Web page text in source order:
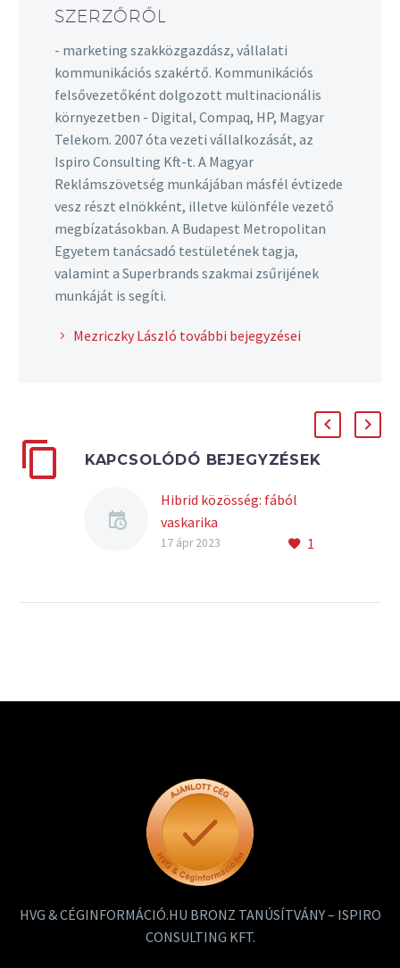
SZERZŐRŐL
- marketing szakközgazdász, vállalati
kommunikációs szakértő. Kommunikációs
felsővezetőként dolgozott multinacionális
környezetben - Digital, Compaq, HP, Magyar
Telekom. 2007 óta vezeti vállalkozását, az
Ispiro Consulting Kft-t. A Magyar
Reklámszövetség munkájában másfél évtizede
vesz részt elnökként, illetve különféle vezető
megbízatásokban. A Budapest Metropolitan
Egyetem tanácsadó testületének tagja,
valamint a Superbrands szakmai zsűrijének
munkáját is segíti.
Mezriczky László további bejegyzései
KAPCSOLÓDÓ BEJEGYZÉSEK
Hibrid közösség: fából
vaskarika
Igen, már a címben
1
17 ápr 2023
HVG & CÉGINFORMÁCIÓ.HU BRONZ TANÚSÍTVÁNY – ISPIRO
CONSULTING KFT.